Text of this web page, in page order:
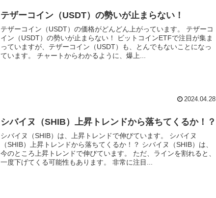
テザーコイン（USDT）の勢いが止まらない！
テザーコイン（USDT）の価格がどんどん上がっています。 テザーコ
イン（USDT）の勢いが止まらない！ ビットコインETFで注目が集ま
っていますが、テザーコイン（USDT）も、とんでもないことになっ
ています。 チャートからわかるように、爆上...
2024.04.28
シバイヌ（SHIB）上昇トレンドから落ちてくるか！？
シバイヌ（SHIB）は、上昇トレンドで伸びています。 シバイヌ
（SHIB）上昇トレンドから落ちてくるか！？ シバイヌ（SHIB）は、
今のところ上昇トレンドで伸びています。 ただ、ラインを割れると、
一度下げてくる可能性もあります。 非常に注目...